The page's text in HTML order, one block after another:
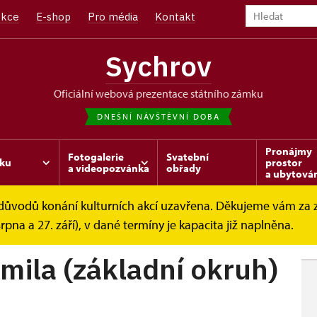
E-shop Pro média Kontakt
Sychrov
oficiální webová prezentace státního zámku
DNEŠNÍ NÁVŠTĚVNÍ DOBA
Fotogalerie
a videopozvánka
Svatební
obřady
Pronájmy
prostor
a
konání kulturních akcí uzavřena. Děkujeme vám
a 27. září), v dané termíny je kapacita již naplněna.
okruhy Zámek knížete Kamila (základní...
(základní okruh)